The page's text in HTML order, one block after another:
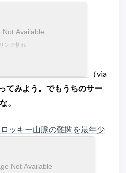
（via
てみよう。でもうちのサー
。
ッキー山脈の難関を最年少